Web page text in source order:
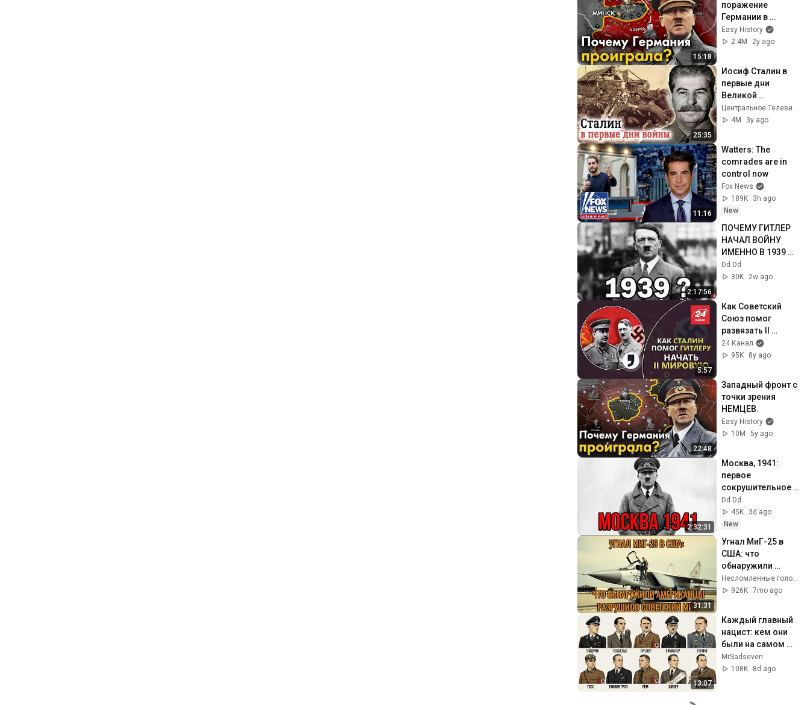
СОВЕТСКИЕ
ВЛАСТИ?
15:18
поражение
Германии в
истории. Операция
Багратион с точки
Easy History
2.4M
2y ago
25:35
Иосиф Сталин в
первые дни
Великой
Отечественной
войны
Центральное Телевидение
4M
3y ago
11:16
Watters: The
comrades are in
control now
Fox News
189K
3h ago
New
2:17:56
ПОЧЕМУ ГИТЛЕР
НАЧАЛ ВОЙНУ
ИМЕННО В 1939
ГОДУ ? - полная
история
Dd Dd
30K
2w ago
5:57
Как Советский
Союз помог
развязать ІІ
Мировую, Кома
24 Канал
95K
8y ago
22:48
Западный фронт с
точки зрения
НЕМЦЕВ.
Easy History
10M
5y ago
2:32:31
Москва, 1941:
первое
сокрушительное
поражение
Гитлера-
ДОКУМЕНТАЛЬНЫ
Dd Dd
45K
3d ago
New
31:31
Угнал МиГ-25 в
США: что
обнаружили
американцы
разрушило
926K 7mo ago
13:07
Каждый главный
нацист: кем они
были на самом
деле
MrSadseven
108K
8d ago